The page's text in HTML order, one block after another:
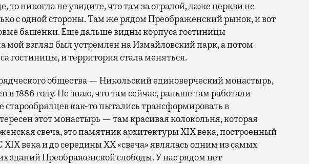
то никогда не увидите, что там за оградой, даже церкви не
с одной стороны. Там же рядом Преображенский рынок, и вот
башенки. Еще дальше видны корпуса гостиницы
мой взгляд был устремлен на Измайловский парк, а потом
гостиницы, и территория стала меняться.
общества — Никольский единоверческий монастырь,
в 1886 году. Не знаю, что там сейчас, раньше там работали
как-то пытались трансформировать в
этот монастырь — там красивая колокольня, которая
свеча, это памятник архитектуры XIX века, построенный
XIX века и до середины XX «свеча» являлась одним из самых
зданий Преображенской слободы. У нас рядом нет